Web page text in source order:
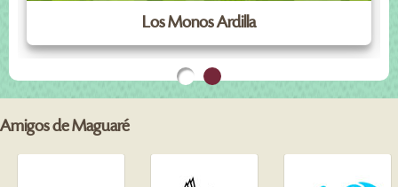
Los Monos Ardilla
Amigos de Maguaré